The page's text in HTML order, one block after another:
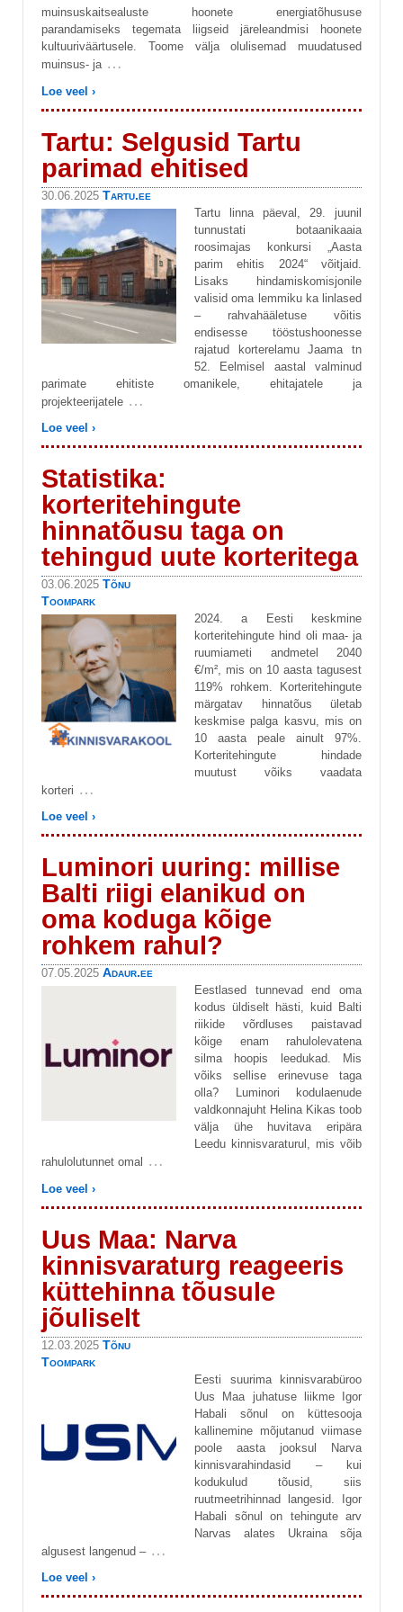
muinsuskaitsealuste hoonete energiatõhususe
parandamiseks tegemata liigseid järeleandmisi hoonete
kultuuriväärtusele. Toome välja olulisemad muudatused
muinsus- ja …
Loe veel ›
Tartu: Selgusid Tartu
parimad ehitised
30.06.2025 Tartu.ee
Tartu linna päeval, 29. juunil
tunnustati botaanikaaia
roosimajas konkursi „Aasta
parim ehitis 2024“ võitjaid.
Lisaks hindamiskomisjonile
valisid oma lemmiku ka linlased
– rahvahääletuse võitis
endisesse tööstushoonesse
rajatud korterelamu Jaama tn
52. Eelmisel aastal valminud
parimate ehitiste omanikele, ehitajatele ja
projekteerijatele …
Loe veel ›
Statistika:
korteritehingute
hinnatõusu taga on
tehingud uute korteritega
03.06.2025 Tõnu
Toompark
2024. a Eesti keskmine
korteritehingute hind oli maa- ja
ruumiameti andmetel 2040
€/m², mis on 10 aasta tagusest
119% rohkem. Korteritehingute
märgatav hinnatõus ületab
keskmise palga kasvu, mis on
10 aasta peale ainult 97%.
Korteritehingute hindade
muutust võiks vaadata
korteri …
Loe veel ›
Luminori uuring: millise
Balti riigi elanikud on
oma koduga kõige
rohkem rahul?
07.05.2025 Adaur.ee
Eestlased tunnevad end oma
kodus üldiselt hästi, kuid Balti
riikide võrdluses paistavad
kõige enam rahulolevatena
silma hoopis leedukad. Mis
võiks sellise erinevuse taga
olla? Luminori kodulaenude
valdkonnajuht Helina Kikas toob
välja ühe huvitava eripära
Leedu kinnisvaraturul, mis võib
rahulolutunnet omal …
Loe veel ›
Uus Maa: Narva
kinnisvaraturg reageeris
küttehinna tõusule
jõuliselt
12.03.2025 Tõnu
Toompark
Eesti suurima kinnisvarabüroo
Uus Maa juhatuse liikme Igor
Habali sõnul on küttesooja
kallinemine mõjutanud viimase
poole aasta jooksul Narva
kinnisvarahindasid – kui
kodukulud tõusid, siis
ruutmeetrihinnad langesid. Igor
Habali sõnul on tehingute arv
Narvas alates Ukraina sõja
algusest langenud – …
Loe veel ›